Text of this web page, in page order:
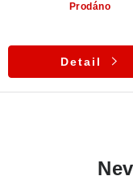
Prodáno
Detail